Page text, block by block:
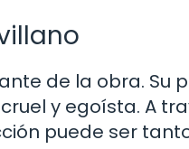
de la obra. Su
y egoísta. A
puede ser